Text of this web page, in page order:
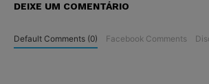
DEIXE UM COMENTÁRIO
Default Comments (0) Facebook Comments